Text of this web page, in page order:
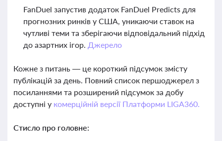
FanDuel запустив додаток FanDuel Predicts для
прогнозних ринків у США, уникаючи ставок на
чутливі теми та зберігаючи відповідальний підхід
до азартних ігор. Джерело
Кожне з питань — це короткий підсумок змісту
публікацій за день. Повний список першоджерел з
посиланнями та розширений підсумок за добу
доступні у комерційній версії Платформи LIGA360.
Стисло про головне: